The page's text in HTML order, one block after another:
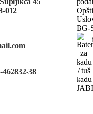
012
462832-38
BG-